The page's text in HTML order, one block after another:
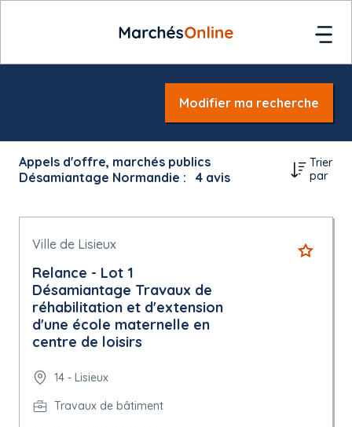
Modifier ma recherche
Appels d'offre, marchés publics
Désamiantage Normandie :
4 avis
Trier
par
Ville de Lisieux
Relance - Lot 1
Désamiantage Travaux de
réhabilitation et d'extension
d'une école maternelle en
centre de loisirs
14 - Lisieux
Travaux de bâtiment